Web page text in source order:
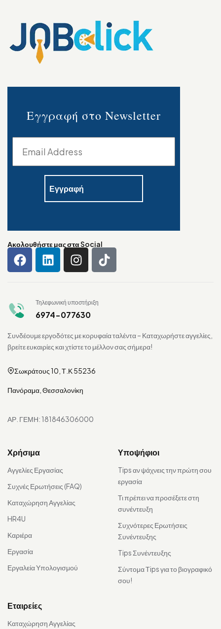
Εγγραφή στο Newsletter
Ακολουθήστε μας στα Social
Τηλεφωνική υποστήριξη
6974-077630
Συνδέουμε εργοδότες με κορυφαία ταλέντα – Καταχωρήστε αγγελίες,
βρείτε ευκαιρίες και χτίστε το μέλλον σας σήμερα!
Σωκράτους 10, Τ.Κ 55236
Πανόραμα, Θεσσαλονίκη
ΑΡ. ΓΕΜΗ: 181846306000
Χρήσιμα
Αγγελίες Εργασίας
Συχνές Ερωτήσεις (FAQ)
Καταχώρηση Αγγελίας
HR4U
Καριέρα
Εργασία
Εργαλεία Υπολογισμού
Υποψήφιοι
Tips αν ψάχνεις την πρώτη σου
εργασία
Τι πρέπει να προσέξετε στη
συνέντευξη
Συχνότερες Ερωτήσεις
Συνέντευξης
Tips Συνέντευξης
Σύντομα Τips για το βιογραφικό
σου!
Εταιρείες
Καταχώρηση Αγγελίας